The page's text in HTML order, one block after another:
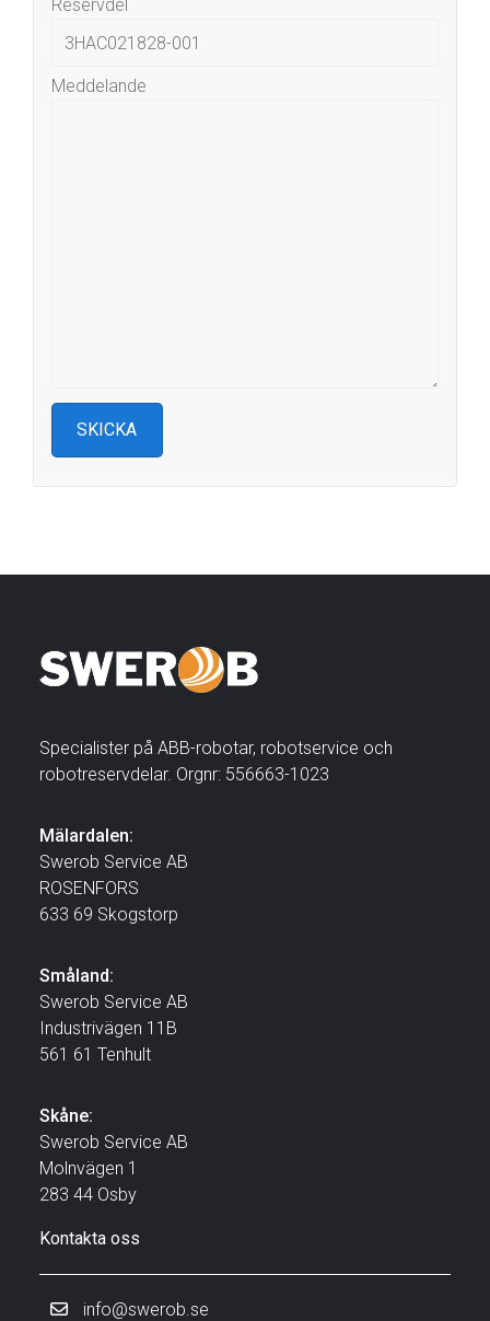
Reservdel
Meddelande
Specialister på ABB-robotar, robotservice och
robotreservdelar. Orgnr: 556663-1023
Mälardalen:
Swerob Service AB
ROSENFORS
633 69 Skogstorp
Småland:
Swerob Service AB
Industrivägen 11B
561 61 Tenhult
Skåne:
Swerob Service AB
Molnvägen 1
283 44 Osby
Kontakta oss
info@swerob.se